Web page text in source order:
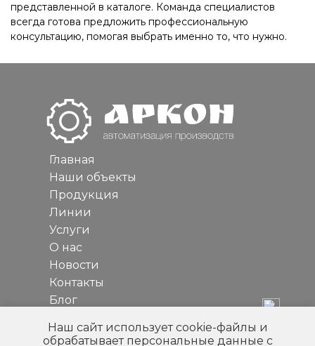
представленной в каталоге. Команда специалистов
всегда готова предложить профессиональную
консультацию, помогая выбрать именно то, что нужно.
Главная
Наши объекты
Продукция
Линии
Услуги
О нас
Новости
Контакты
Блог
8-800-234-37-73
+7-930-071-08-88
Наш сайт использует cookie-файлы и
обрабатывает персональные данные с